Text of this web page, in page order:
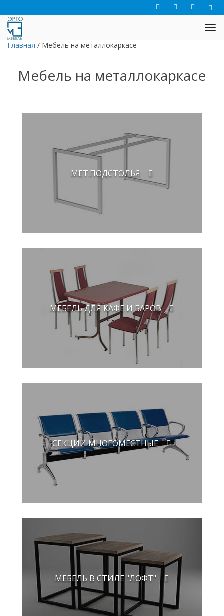
Главная / Мебель на металлокаркасе
Мебель на металлокаркасе
МЕТ.ПОДСТОЛЬЯ
МЕБЕЛЬ ДЛЯ КАФЕ И БАРОВ
СЕКЦИИ МНОГОМЕСТНЫЕ
МЕБЕЛЬ В СТИЛЕ "ЛОФТ"